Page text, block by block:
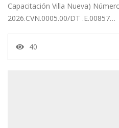
Capacitación Villa Nueva)
2026.CVN.0005.00/DT .E.00857…
40